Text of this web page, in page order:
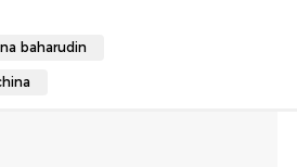
baharudin